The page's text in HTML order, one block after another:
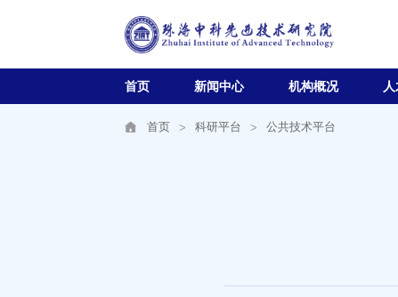
首页 新闻中心 机构概况
首页 科研平台 公共技术平台